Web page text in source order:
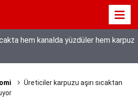
hem kanalda yüzdüler hem karpuz
Duran’ın “Dijital Egemenlik
Şûrası ve Türkiye’nin Yeni
başlıklı makales
Üreticiler karpuzu aşırı sıcaktan